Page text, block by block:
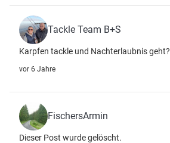
Tackle Team B+S
Karpfen tackle und Nachterlaubnis geht?
vor 6 Jahre
FischersArmin
Dieser Post wurde gelöscht.